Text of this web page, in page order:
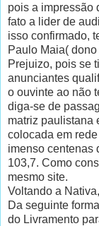
pois a impressão
fato a lider de
isso confirmado,
Paulo Maia(
Prejuizo, pois se
anunciantes
o ouvinte ao não
diga-se de
matriz paulistana
colocada em
imenso centenas
103,7. Como
mesmo site.
Voltando a
Da seguinte
do Livramento